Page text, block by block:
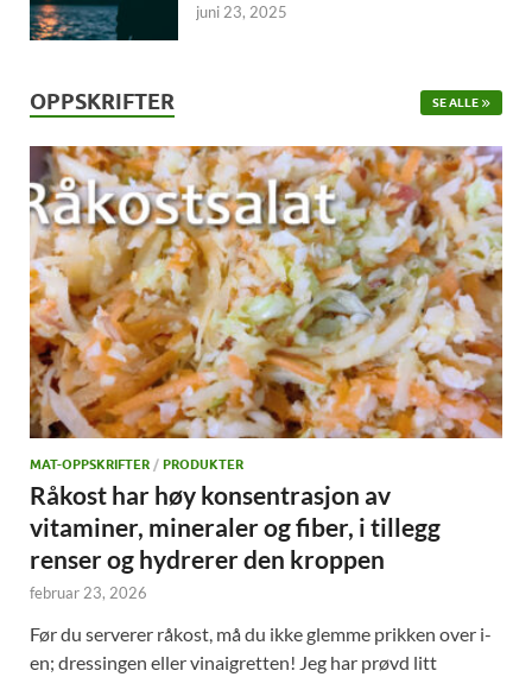
juni 23, 2025
OPPSKRIFTER SE ALLE
MAT-OPPSKRIFTER / PRODUKTER
Råkost har høy konsentrasjon av
vitaminer, mineraler og fiber, i tillegg
renser og hydrerer den kroppen
februar 23, 2026
Før du serverer råkost, må du ikke glemme prikken over i-
en; dressingen eller vinaigretten! Jeg har prøvd litt